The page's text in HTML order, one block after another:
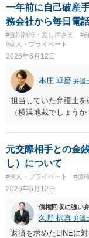
あれば訴訟や支払督
しての模範解答とな
ないとしても、本件の
任意の返済が期待でき
て事実上相殺（減額）
一年前に自己破産
務会社から毎日電
#強制執行・差し押さえ #
#個人・プライベート
2026年6月12日
本庄 卓磨 弁護
担当していた弁護士
（横浜地裁でしょう
元交際相手との金
し）について
#個人・プライベート #債
2026年6月12日
債権回収に強い
久野 択真 弁護
返済を求めたLINEに